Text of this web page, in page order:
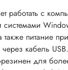
работать с
питание
кабель
для